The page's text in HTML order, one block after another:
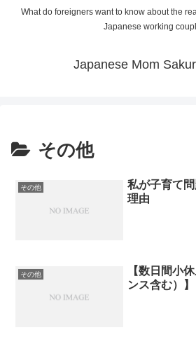
What do foreigners want to know about the
Japanese working
Japanese Mom
その他
その他
私が子育て
理由
その他
【数日間小
ンス含む）】